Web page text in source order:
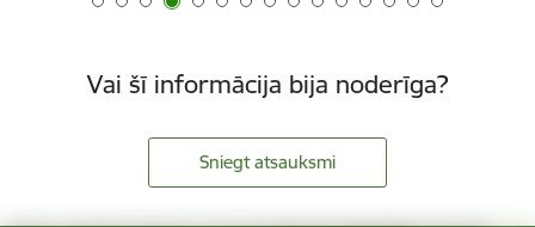
Vai šī informācija bija noderīga?
Sniegt atsauksmi